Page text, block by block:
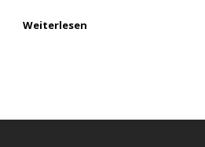
Weiterlesen